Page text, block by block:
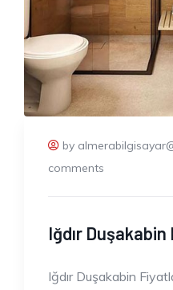
by
comments
Iğdır Duşakabin
Iğdır Duşakabin